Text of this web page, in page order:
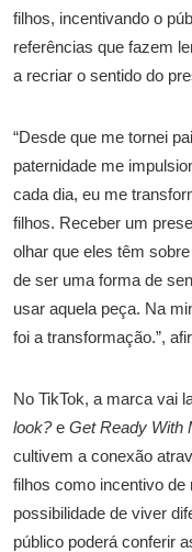
filhos, incentivando o
referências que fazem
a recriar o sentido do
“Desde que me tornei
paternidade me
cada dia, eu me
filhos. Receber um
olhar que eles têm
de ser uma forma de
usar aquela peça. Na
foi a transformação.”,
No TikTok, a marca vai
look?e Get Ready With
cultivem a conexão
filhos como incentivo de
possibilidade de viver
público poderá conferir